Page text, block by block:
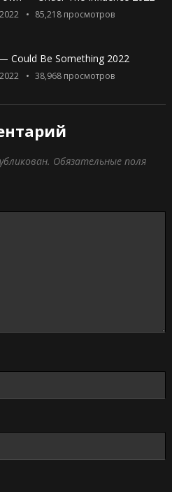
85,218просмотров
Could Be Something 2022
38,968просмотров
Обязательные поля